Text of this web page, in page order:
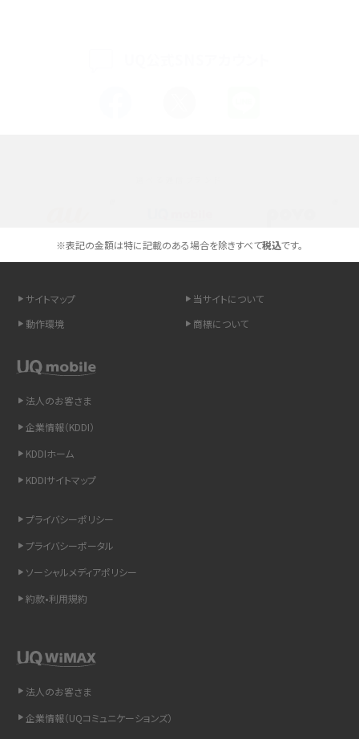
スマホや携帯端末の通信速度制限とは？回避のコツや解除のタイミング・方法
を解説
LINEの引き継ぎ方法は？対象データや事前準備・条件・注意点などを解説
非通知設定とは？184で電話をかける方法やiPhone・Androidの設定を解説
スマホのウィジェットとは？iPhone・Androidの設定方法やおススメを紹介
インスタのDMの送り方は？便利機能の使い方や注意点をわかりやすく解説
Bluetooth®とは？Wi-Fiとの違いやスマホ・PCとの接続方法を解説
「iPhoneを探す」の使い方と設定方法を紹介！ブラウザやアプリから探す方法を
Wi-Fiを快適に使うための速度はどれくらい？用途別の目安・回線ごとの平均を
※表記の金額は特に記載のある場合を除きすべて税込です。
サイトマップ
当サイトについて
動作環境
商標について
法人のお客さま
企業情報（KDDI）
KDDIホーム
KDDIサイトマップ
プライバシーポリシー
プライバシーポータル
ソーシャルメディアポリシー
約款•利用規約
法人のお客さま
企業情報（UQコミュニケーションズ）